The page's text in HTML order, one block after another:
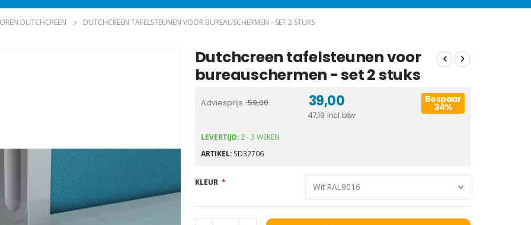
DUTCHCREEN DUTCHCREEN TAFELSTEUNEN VOOR BUREAUSCHERMEN - SET 2 STUKS
naar
afbeeldingen-
gallerij
Dutchcreen tafelsteunen voor
bureauschermen - set 2 stuks
Adviesprijs 59,00
47,19
39,00 Bespaar
34%
LEVERTIJD: 2 - 3 WEKEN
ARTIKEL SD32706
KLEUR